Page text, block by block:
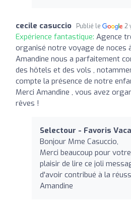
cecile casuccio Publié le 2
Expérience fantastique: Agence
organisé notre voyage de noces
Amandine nous a parfaitement
des hôtels et des vols ,
compte la présence de notre
Merci Amandine , vous avez
rêves !
Selectour - Favoris
Bonjour Mme Casuccio,
Merci beaucoup pour
plaisir de lire ce joli
d'avoir contribué à la
Amandine